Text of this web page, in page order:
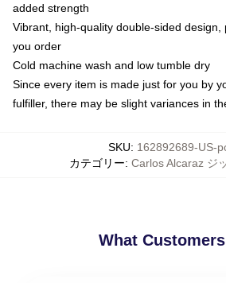
added strength
Vibrant, high-quality double-sided design,
you order
Cold machine wash and low tumble dry
Since every item is made just for you by
fulfiller, there may be slight variances in
SKU: 162892689-US-
カテゴリー: Carlos Alcaraz ジ
What